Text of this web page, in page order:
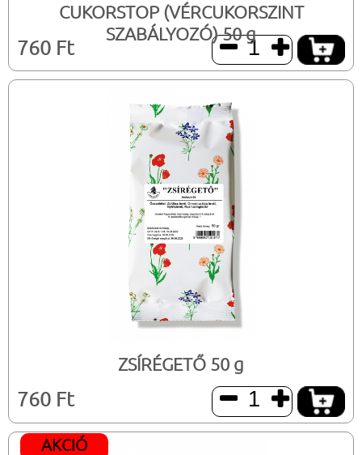
CUKORSTOP (VÉRCUKORSZINT
SZABÁLYOZÓ) 50 g
760 Ft  
ZSÍRÉGETŐ 50 g
760 Ft  
AKCIÓ